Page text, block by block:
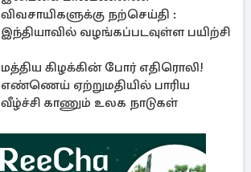
விவசாயிகளுக்கு நற்செய்தி :
இந்தியாவில் வழங்கப்படவுள்ள பயிற்சி
மத்திய கிழக்கின் போர் எதிரொலி!
எண்ணெய் ஏற்றுமதியில் பாரிய
வீழ்ச்சி காணும் உலக நாடுகள்